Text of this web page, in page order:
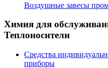
Воздушные завесы
Химия для
Теплоносители
Средства
приборы